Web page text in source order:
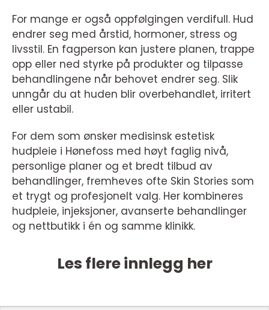
For mange er også oppfølgingen verdifull. Hud
endrer seg med årstid, hormoner, stress og
livsstil. En fagperson kan justere planen, trappe
opp eller ned styrke på produkter og tilpasse
behandlingene når behovet endrer seg. Slik
unngår du at huden blir overbehandlet, irritert
eller ustabil.
For dem som ønsker medisinsk estetisk
hudpleie i Hønefoss med høyt faglig nivå,
personlige planer og et bredt tilbud av
behandlinger, fremheves ofte Skin Stories som
et trygt og profesjonelt valg. Her kombineres
hudpleie, injeksjoner, avanserte behandlinger
og nettbutikk i én og samme klinikk.
Les flere innlegg her